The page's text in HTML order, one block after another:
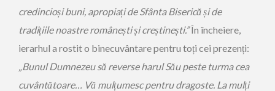
credincioși buni, apropiați de Sfânta Biserică și de
tradițiile noastre românești și creștinești.”În încheiere,
ierarhul a rostit o binecuvântare pentru toți cei prezenți:
„Bunul Dumnezeu să reverse harul Său peste turma cea
cuvântătoare… Vă mulțumesc pentru dragoste. La mulți